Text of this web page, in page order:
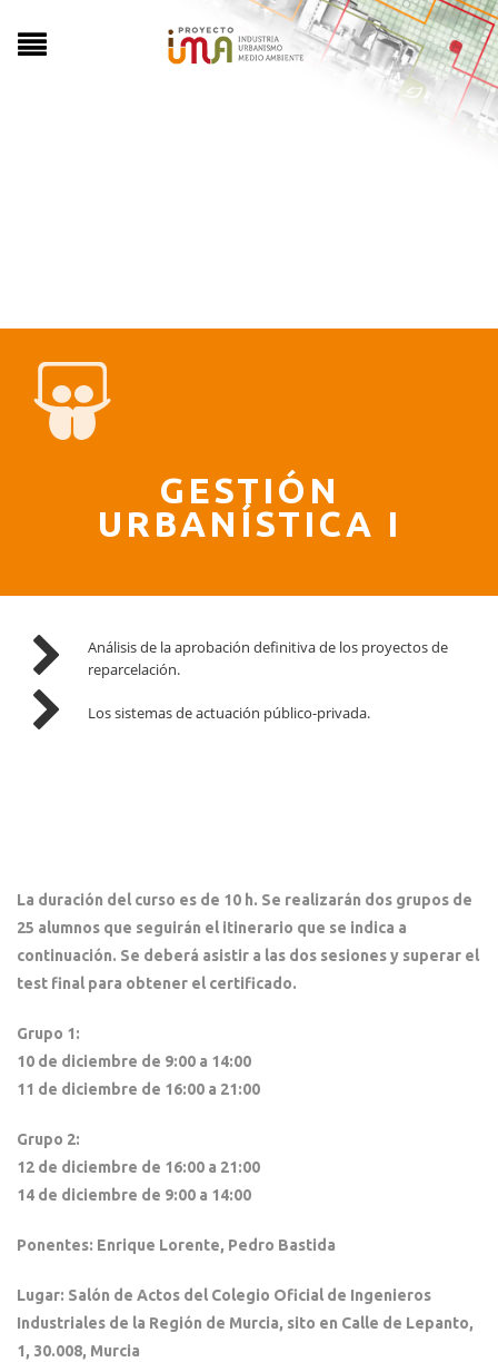
GESTIÓN
URBANÍSTICA I
Análisis de la aprobación definitiva de los proyectos de
reparcelación.
Los sistemas de actuación público-privada.
La duración del curso es de 10 h. Se realizarán dos grupos de
25 alumnos que seguirán el itinerario que se indica a
continuación. Se deberá asistir a las dos sesiones y superar el
test final para obtener el certificado.
Grupo 1:
10 de diciembre de 9:00 a 14:00
11 de diciembre de 16:00 a 21:00
Grupo 2:
12 de diciembre de 16:00 a 21:00
14 de diciembre de 9:00 a 14:00
Ponentes: Enrique Lorente, Pedro Bastida
Lugar: Salón de Actos del Colegio Oficial de Ingenieros
Industriales de la Región de Murcia, sito en Calle de Lepanto,
1, 30.008, Murcia